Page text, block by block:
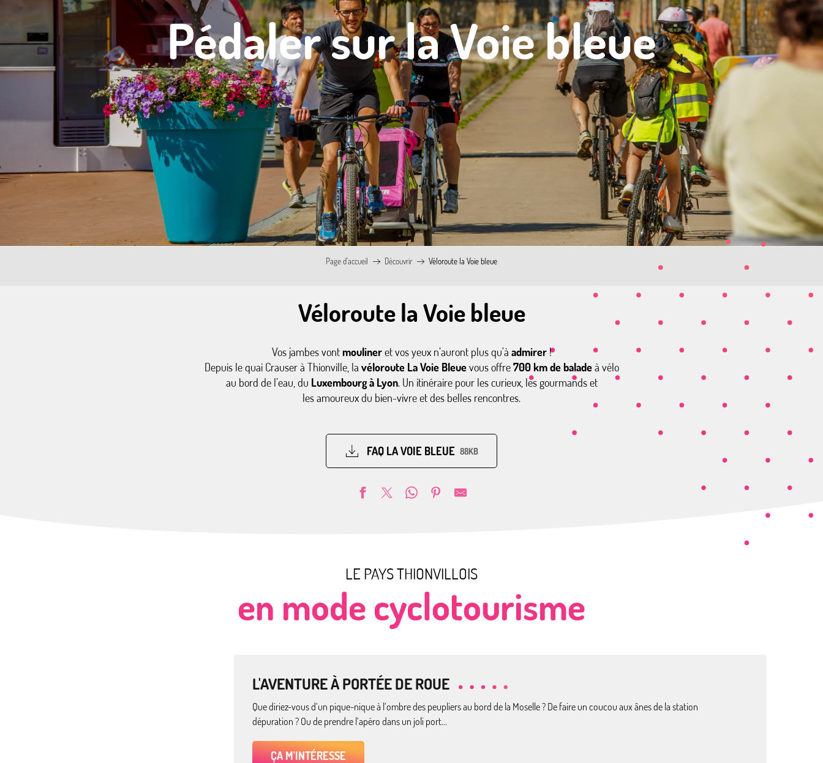
Pédaler sur la Voie bleue
Page d’accueil Découvrir Véloroute la Voie bleue
Véloroute la Voie bleue
Vos jambes vont moulineret vos yeux n’auront plus qu’à admirer!
Depuis le quai Crauser à Thionville, la véloroute La Voie Bleuevous offre700 km de baladeà vélo
au bord de l’eau, du Luxembourg à Lyon. Un itinéraire pour les curieux, les gourmands et
les amoureux du bien-vivre et des belles rencontres.
FAQ LA VOIE BLEUE 88KB
LE PAYS THIONVILLOIS
en mode cyclotourisme
L'AVENTURE À PORTÉE DE ROUE
Que diriez-vous d’un pique-nique à l’ombre des peupliers au bord de la Moselle ? De faire un coucou aux ânes de la station
dépuration ? Ou de prendre l’apéro dans un joli port...
ÇA M'INTÉRESSE